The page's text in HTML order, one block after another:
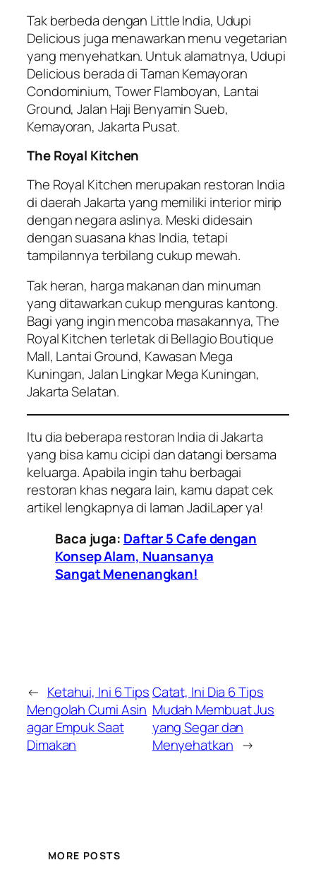
Tak berbeda dengan Little India, Udupi
Delicious juga menawarkan menu vegetarian
yang menyehatkan. Untuk alamatnya, Udupi
Delicious berada di Taman Kemayoran
Condominium, Tower Flamboyan, Lantai
Ground, Jalan Haji Benyamin Sueb,
Kemayoran, Jakarta Pusat.
The Royal Kitchen
The Royal Kitchen merupakan restoran India
di daerah Jakarta yang memiliki interior mirip
dengan negara aslinya. Meski didesain
dengan suasana khas India, tetapi
tampilannya terbilang cukup mewah.
Tak heran, harga makanan dan minuman
yang ditawarkan cukup menguras kantong.
Bagi yang ingin mencoba masakannya, The
Royal Kitchen terletak di Bellagio Boutique
Mall, Lantai Ground, Kawasan Mega
Kuningan, Jalan Lingkar Mega Kuningan,
Jakarta Selatan.
Itu dia beberapa restoran India di Jakarta
yang bisa kamu cicipi dan datangi bersama
keluarga. Apabila ingin tahu berbagai
restoran khas negara lain, kamu dapat cek
artikel lengkapnya di laman JadiLaper ya!
Baca juga: Daftar 5 Cafe dengan
Konsep Alam, Nuansanya
Sangat Menenangkan!
← Ketahui, Ini 6 Tips
Mengolah Cumi Asin
agar Empuk Saat
Dimakan
Catat, Ini Dia 6 Tips
Mudah Membuat Jus
yang Segar dan
Menyehatkan →
MORE POSTS